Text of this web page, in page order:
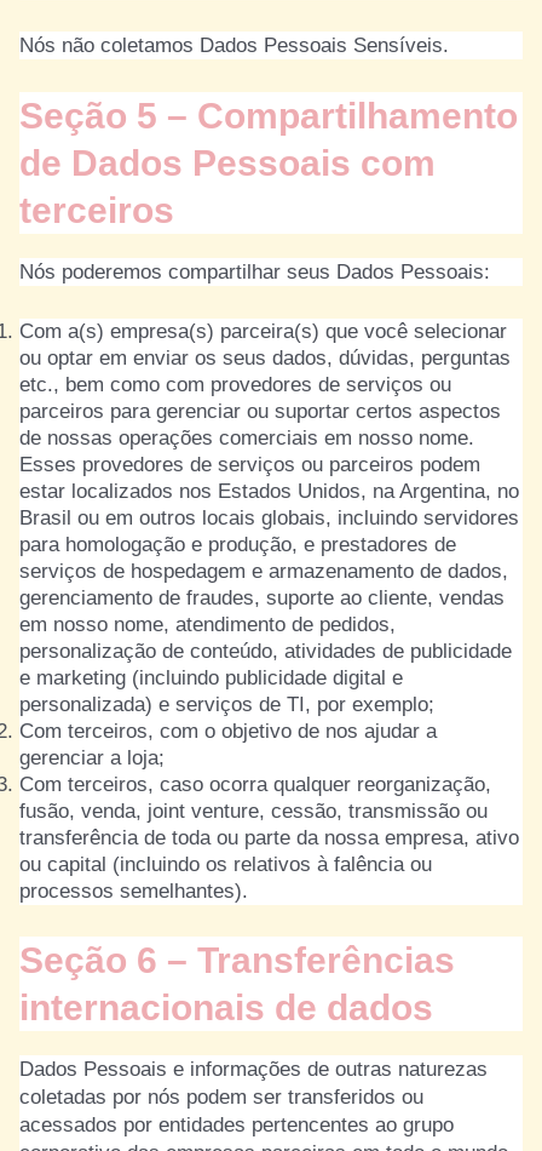
Nós não coletamos Dados Pessoais Sensíveis.
Seção 5 – Compartilhamento
de Dados Pessoais com
terceiros
Nós poderemos compartilhar seus Dados Pessoais:
Com a(s) empresa(s) parceira(s) que você selecionar
ou optar em enviar os seus dados, dúvidas, perguntas
etc., bem como com provedores de serviços ou
parceiros para gerenciar ou suportar certos aspectos
de nossas operações comerciais em nosso nome.
Esses provedores de serviços ou parceiros podem
estar localizados nos Estados Unidos, na Argentina, no
Brasil ou em outros locais globais, incluindo servidores
para homologação e produção, e prestadores de
serviços de hospedagem e armazenamento de dados,
gerenciamento de fraudes, suporte ao cliente, vendas
em nosso nome, atendimento de pedidos,
personalização de conteúdo, atividades de publicidade
e marketing (incluindo publicidade digital e
personalizada) e serviços de TI, por exemplo;
Com terceiros, com o objetivo de nos ajudar a
gerenciar a loja;
Com terceiros, caso ocorra qualquer reorganização,
fusão, venda, joint venture, cessão, transmissão ou
transferência de toda ou parte da nossa empresa, ativo
ou capital (incluindo os relativos à falência ou
processos semelhantes).
Seção 6 – Transferências
internacionais de dados
Dados Pessoais e informações de outras naturezas
coletadas por nós podem ser transferidos ou
acessados por entidades pertencentes ao grupo